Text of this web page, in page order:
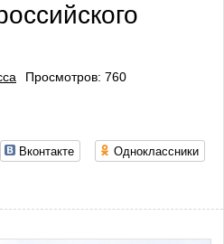
Просмотров: 760
Вконтакте
Одноклассники